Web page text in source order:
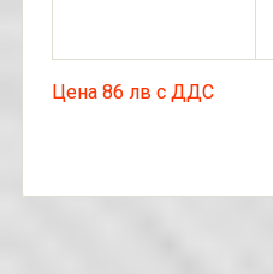
Цена 86 лв с ДДС